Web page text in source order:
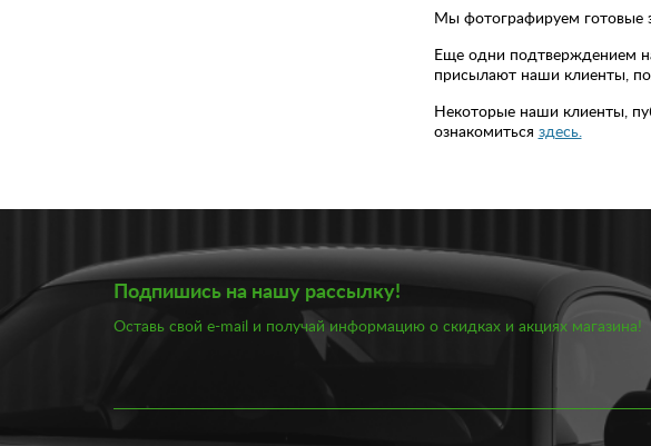
Мы фотографируем готовые
Еще одни подтверждением
присылают наши клиенты,
Некоторые наши клиенты,
ознакомиться здесь.
Подпишись на нашу рассылку!
Оставь свой e-mail и получай информацию о скидках и акциях магазина!